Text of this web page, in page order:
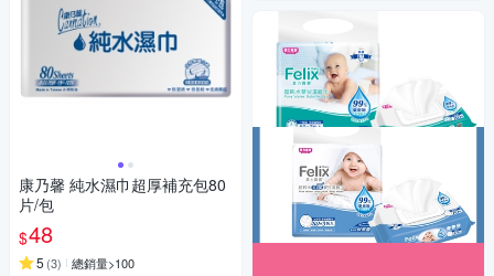
康乃馨 純水濕巾超厚補充包80
片/包
$48
5 (3) 總銷量>100